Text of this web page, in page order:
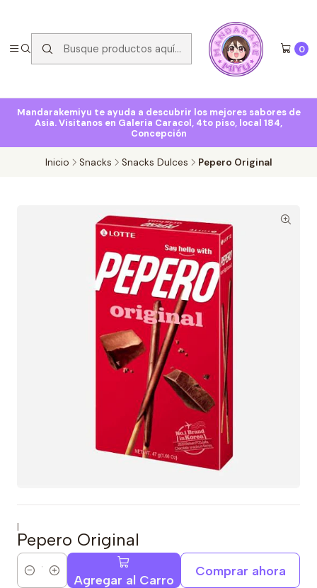
0
Mandarakemiyu te ayuda a descubrir los mejores sabores de
Asia. Visitanos en Galeria Caracol, 4to piso, local 184,
Concepción
Inicio Snacks Snacks Dulces Pepero Original
|
Pepero Original
Cantidad Agregar al Carro
Comprar ahora